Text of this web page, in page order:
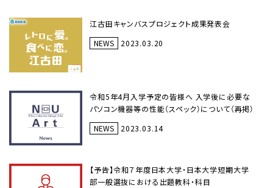
江古田キャンバスプロジェクト成果発表会
NEWS
2023.03.20
令和5年4月入学予定の皆様へ 入学後に必要な
パソコン機器等の性能（スペック）について（再掲）
NEWS
2023.03.14
【予告】令和７年度日本大学・日本大学短期大学
部一般選抜における出題教科・科目